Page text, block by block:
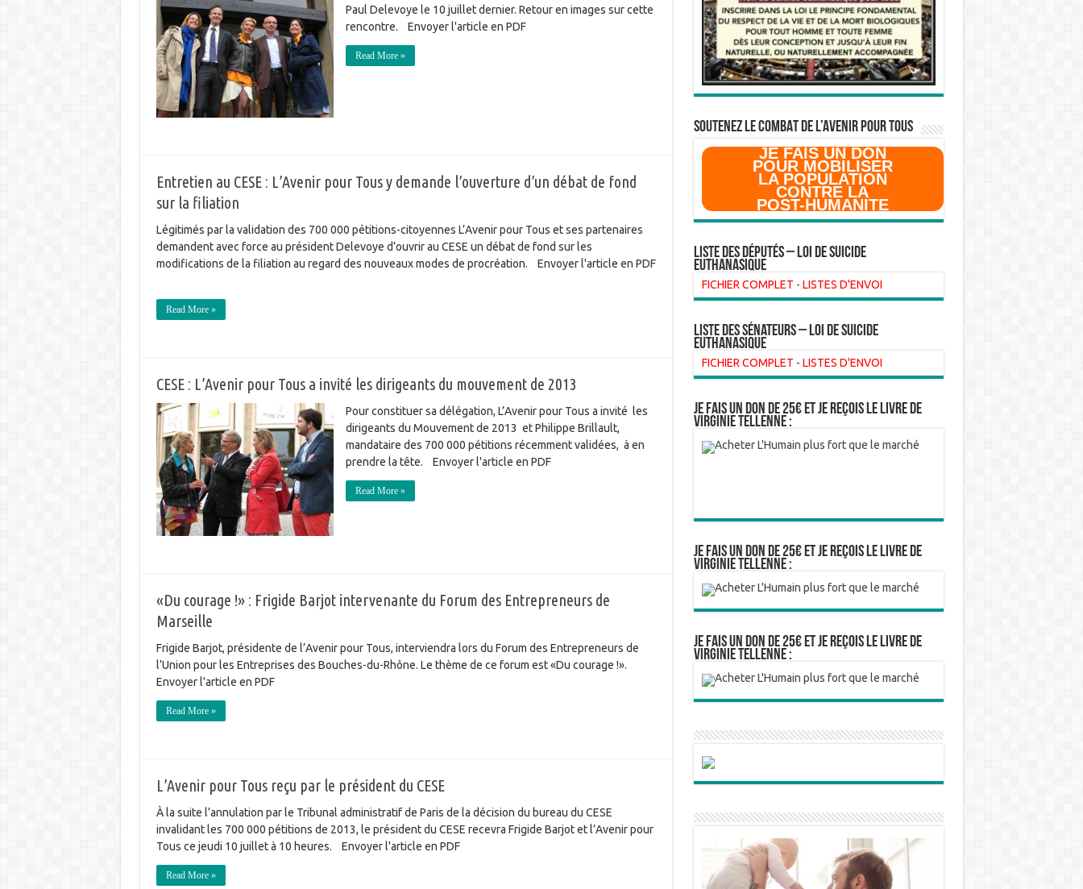
Paul Delevoye le 10 juillet dernier. Retour en images sur cette
rencontre. Envoyer l'article en PDF
Read More »
Entretien au CESE : L’Avenir pour Tous y demande l’ouverture d’un débat de fond
sur la filiation
Légitimés par la validation des 700 000 pétitions-citoyennes L’Avenir pour Tous et ses partenaires
demandent avec force au président Delevoye d’ouvrir au CESE un débat de fond sur les
modifications de la filiation au regard des nouveaux modes de procréation. Envoyer l'article en PDF
Read More »
CESE : L’Avenir pour Tous a invité les dirigeants du mouvement de 2013
Pour constituer sa délégation, L’Avenir pour Tous a invité les
dirigeants du Mouvement de 2013 et Philippe Brillault,
mandataire des 700 000 pétitions récemment validées, à en
prendre la tête. Envoyer l'article en PDF
Read More »
«Du courage !» : Frigide Barjot intervenante du Forum des Entrepreneurs de
Marseille
Frigide Barjot, présidente de l’Avenir pour Tous, interviendra lors du Forum des Entrepreneurs de
l’Union pour les Entreprises des Bouches-du-Rhône. Le thème de ce forum est «Du courage !».
Envoyer l'article en PDF
Read More »
L’Avenir pour Tous reçu par le président du CESE
À la suite l’annulation par le Tribunal administratif de Paris de la décision du bureau du CESE
invalidant les 700 000 pétitions de 2013, le président du CESE recevra Frigide Barjot et l’Avenir pour
Tous ce jeudi 10 juillet à 10 heures. Envoyer l'article en PDF
Read More »
SOUTENEZ LE COMBAT DE L’AVenir pour Tous
JE FAIS UN DON
POUR MOBILISER
LA POPULATION
CONTRE LA
POST-HUMANITE
Liste des Députés – Loi de suicide
euthanasique
FICHIER COMPLET - LISTES D'ENVOI
liste des sénateurs – loi de suicide
euthanasique
FICHIER COMPLET - LISTES D'ENVOI
Je fais un don de 25€ et je reçois le livre de
Virginie Tellenne :
Je fais un don de 25€ et je reçois le livre de
Virginie Tellenne :
Je fais un don de 25€ et je reçois le livre de
Virginie Tellenne :